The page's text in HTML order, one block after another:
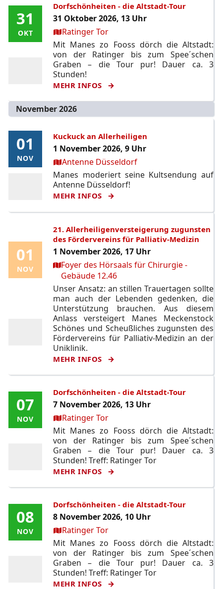
31
OKT
31
OKT
Dorfschönheiten - die Altstadt-Tour
31 Oktober 2026, 13 Uhr
Ort:Ratinger Tor
Mit Manes zo Fooss dörch die Altstadt:
von der Ratinger bis zum Spee´schen
Graben – die Tour pur! Dauer ca. 3
Stunden!
MEHR INFOS
November 2026
01
NOV
01
NOV
Kuckuck an Allerheiligen
1 November 2026, 9 Uhr
Ort:Antenne Düsseldorf
Manes moderiert seine Kultsendung auf
Antenne Düsseldorf!
MEHR INFOS
01
NOV
01
NOV
21. Allerheiligenversteigerung zugunsten
des Fördervereins für Palliativ-Medizin
1 November 2026, 17 Uhr
Ort:Foyer des Hörsaals für Chirurgie -
Gebäude 12.46
Unser Ansatz: an stillen Trauertagen sollte
man auch der Lebenden gedenken, die
Unterstützung brauchen. Aus diesem
Anlass versteigert Manes Meckenstock
Schönes und Scheußliches zugunsten des
Fördervereins für Palliativ-Medizin an der
Uniklinik.
MEHR INFOS
07
NOV
07
NOV
Dorfschönheiten - die Altstadt-Tour
7 November 2026, 13 Uhr
Ort:Ratinger Tor
Mit Manes zo Fooss dörch die Altstadt:
von der Ratinger bis zum Spee´schen
Graben – die Tour pur! Dauer ca. 3
Stunden! Treff: Ratinger Tor
MEHR INFOS
08
NOV
08
NOV
Dorfschönheiten - die Altstadt-Tour
8 November 2026, 10 Uhr
Ort:Ratinger Tor
Mit Manes zo Fooss dörch die Altstadt:
von der Ratinger bis zum Spee´schen
Graben – die Tour pur! Dauer ca. 3
Stunden! Treff: Ratinger Tor
MEHR INFOS